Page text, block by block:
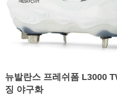
뉴발란스 프레쉬폼 L3000
징 야구화